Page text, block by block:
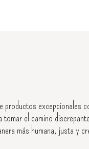
productos excepcionales
el camino
más humana, justa y